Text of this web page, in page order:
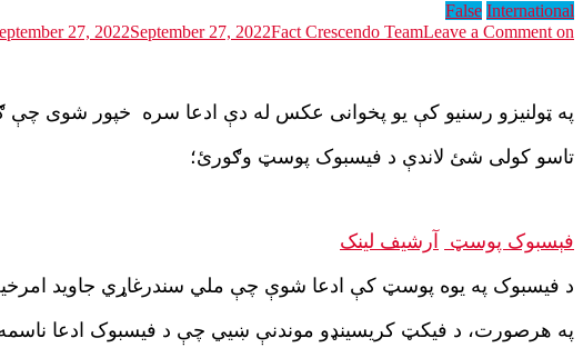
False International
27, 2022September 27, 2022Fact Crescendo TeamLeave a Comment on سندرغاړی جاوید امرخیل په ترافیکي پیښه کې نه دی مړ شوی.
په ټولنیزو رسنیو کې یو پخوانی عکس له دې ادعا سره خپور شوی چې
تاسو کولی شئ لاندې د فیسبوک پوسټ وګورئ؛
فېسبوک پوسټ آرشيف لینک
د فیسبوک په یوه پوسټ کې ادعا شوې چې ملي سندرغاړي جاوید
په هرصورت، د فیکټ کریسینډو موندنې ښیي چې د فیسبوک ادعا